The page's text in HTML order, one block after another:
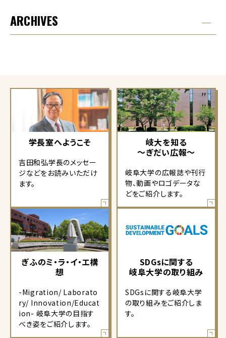
ARCHIVES
学長室へようこそ
吉田和弘学長のメッセー
ジなどをお読みいただけ
ます。
岐大を知る
～ぎだい広報～
岐阜大学の広報誌や刊行
物、動画やロゴデータな
どをご紹介します。
ぎふのミ・ラ・イ・エ構
想
-Migration/ Laborato
ry/ Innovation/Educat
ion- 岐阜大学の目指す
べき姿をご紹介します。
SDGsに関する
岐阜大学の取り組み
SDGsに関する岐阜大学
の取り組みをご紹介しま
す。